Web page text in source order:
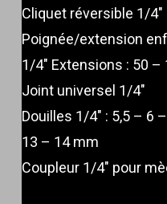
Cliquet réversible 1/4″
Poignée/extension
1/4″ Extensions : 50 –
Joint universel 1/4″
Douilles 1/4″ : 5,5 – 6
13 – 14 mm
Coupleur 1/4″ pour